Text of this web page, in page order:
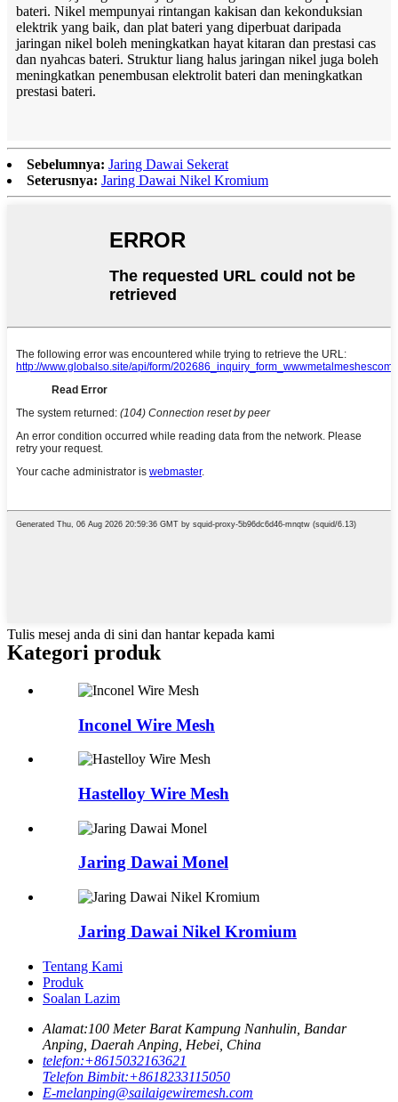
bateri. Nikel mempunyai rintangan kakisan dan kekonduksian
elektrik yang baik, dan plat bateri yang diperbuat daripada
jaringan nikel boleh meningkatkan hayat kitaran dan prestasi cas
dan nyahcas bateri. Struktur liang halus jaringan nikel juga boleh
meningkatkan penembusan elektrolit bateri dan meningkatkan
prestasi bateri.
Sebelumnya: Jaring Dawai Sekerat
Seterusnya: Jaring Dawai Nikel Kromium
Tulis mesej anda di sini dan hantar kepada kami
Kategori produk
Inconel Wire Mesh
Hastelloy Wire Mesh
Jaring Dawai Monel
Jaring Dawai Nikel Kromium
Tentang Kami
Produk
Soalan Lazim
Alamat:100 Meter Barat Kampung Nanhulin, Bandar
Anping, Daerah Anping, Hebei, China
telefon:+8615032163621
Telefon Bimbit:+8618233115050
E-melanping@sailaigewiremesh.com